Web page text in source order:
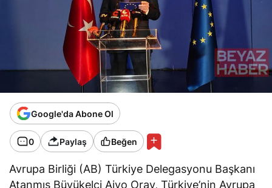
Google'da Abone Ol
0 Paylaş Beğen
Avrupa Birliği (AB) Türkiye Delegasyonu Başkanı
Atanmış Büyükelçi Aivo Orav, Türkiye’nin Avrupa